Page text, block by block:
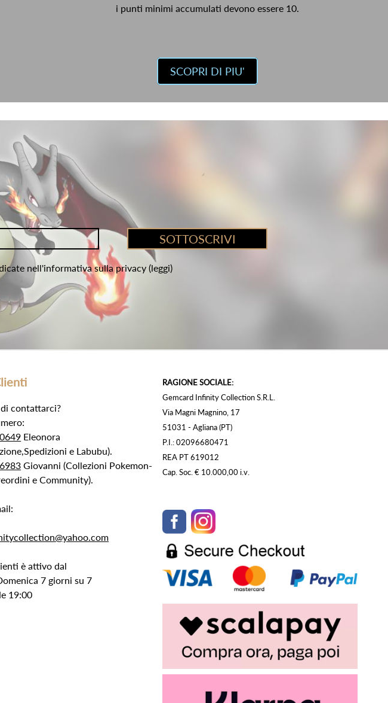
i punti minimi accumulati devono essere 10.
SCOPRI DI PIU'
nell'informativa sulla privacy (leggi)
contattarci?
Eleonora
e Labubu).
Giovanni (Collezioni Pokemon-
e Community).
è attivo dal
7 giorni su 7
19:00
RAGIONE SOCIALE:
Gemcard Infinity Collection S.R.L.
Via Magni Magnino, 17
51031 - Agliana (PT)
P.I.: 02096680471
REA PT 619012
Cap. Soc. € 10.000,00 i.v.